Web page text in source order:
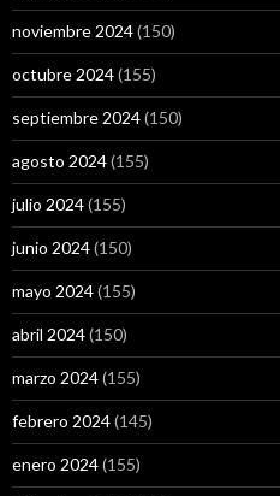
noviembre 2024(150)
octubre 2024(155)
septiembre 2024(150)
agosto 2024(155)
julio 2024(155)
junio 2024(150)
mayo 2024(155)
abril 2024(150)
marzo 2024(155)
febrero 2024(145)
enero 2024(155)